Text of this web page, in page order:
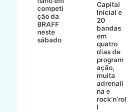
competi
ção da
BRAFF
neste
sábado
Capital
Inicial e
20
bandas
em
quatro
dias de
program
ação,
muita
adrenali
na e
rock’n’rol
l